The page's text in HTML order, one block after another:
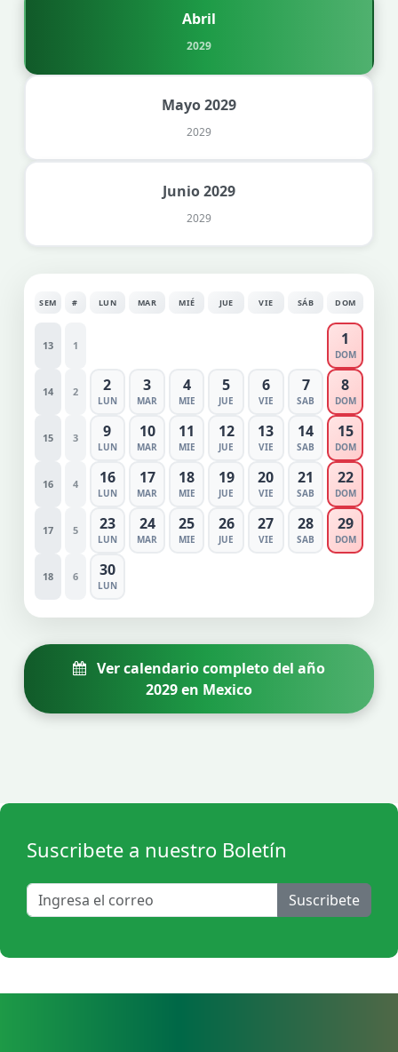
Abril
2029
Mayo 2029
2029
Junio 2029
2029
SEM # LUN MAR MIÉ JUE VIE SÁB DOM
13 1 1
DOM
14 2 2
LUN
3
MAR
4
MIE
5
JUE
6
VIE
7
SAB
8
DOM
15 3 9
LUN
10
MAR
11
MIE
12
JUE
13
VIE
14
SAB
15
DOM
16 4 16
LUN
17
MAR
18
MIE
19
JUE
20
VIE
21
SAB
22
DOM
17 5 23
LUN
24
MAR
25
MIE
26
JUE
27
VIE
28
SAB
29
DOM
18 6 30
LUN
Ver calendario completo del año
2029 en Mexico
Suscribete a nuestro Boletín
Suscribete